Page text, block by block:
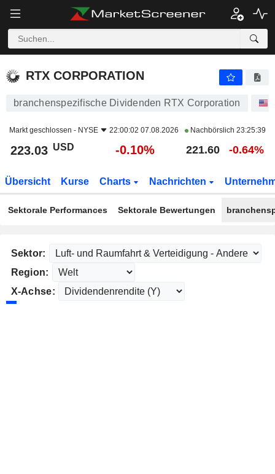
RTX CORPORATION
RTX CORPORATION
branchenspezifische Dividenden RTX Corporation
Markt geschlossen - NYSE 22:00:02 07.08.2026 Nachbörslich 23:25:39
223.03 USD -0.10% 221.60 -0.64%
Übersicht Kurse Charts Nachrichten
Sektorale Performances Sektorale Bewertungen
Sektor:
Region:
X-Achse: